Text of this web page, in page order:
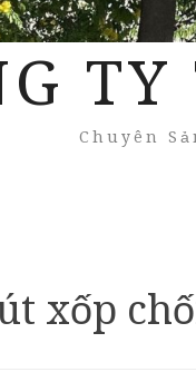
Chuyên
xốp